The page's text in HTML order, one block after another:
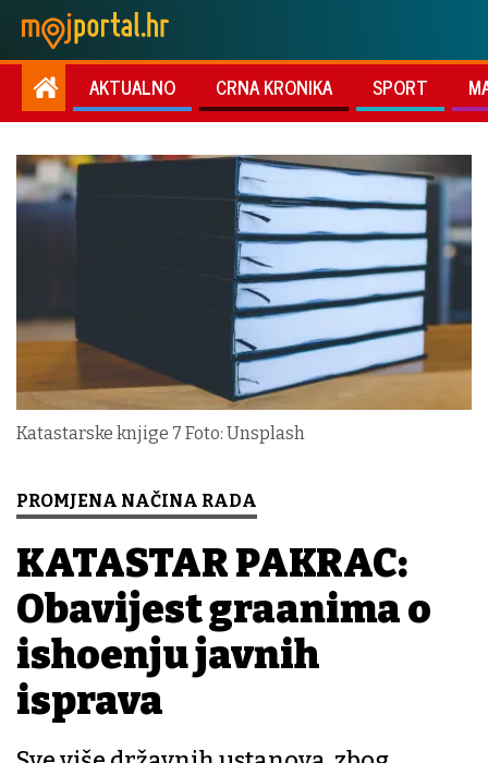
AKTUALNO CRNA KRONIKA SPORT
Katastarske knjige 7 Foto: Unsplash
PROMJENA NAČINA RADA
KATASTAR PAKRAC:
Obavijest građanima o
ishođenju javnih
isprava